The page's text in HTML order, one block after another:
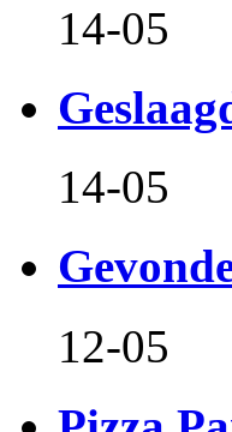
14-05
14-05
12-05